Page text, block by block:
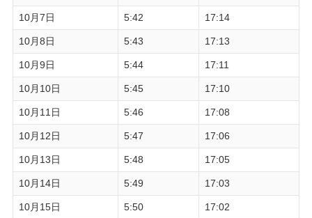
10月7日 5:42 17:14
10月8日 5:43 17:13
10月9日 5:44 17:11
10月10日 5:45 17:10
10月11日 5:46 17:08
10月12日 5:47 17:06
10月13日 5:48 17:05
10月14日 5:49 17:03
10月15日 5:50 17:02